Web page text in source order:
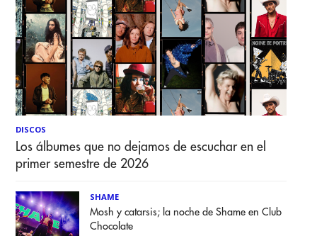
DISCOS
Los álbumes que no dejamos de escuchar en el
primer semestre de 2026
SHAME
Mosh y catarsis; la noche de Shame en Club
Chocolate